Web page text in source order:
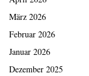
März 2026
Februar 2026
Januar 2026
Dezember 2025